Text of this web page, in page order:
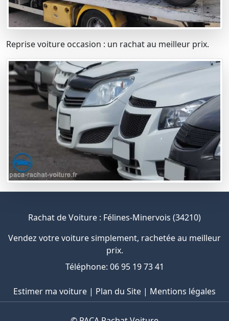
Reprise voiture occasion : un rachat au meilleur prix.
Rachat de Voiture : Félines-Minervois (34210)
Vendez votre voiture simplement, rachetée au meilleur
prix.
Téléphone: 06 95 19 73 41
Estimer ma voiture | Plan du Site | Mentions légales